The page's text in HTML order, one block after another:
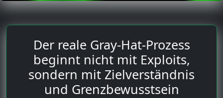
Der reale Gray-Hat-Prozess
beginnt nicht mit Exploits,
sondern mit Zielverständnis
und Grenzbewusstsein